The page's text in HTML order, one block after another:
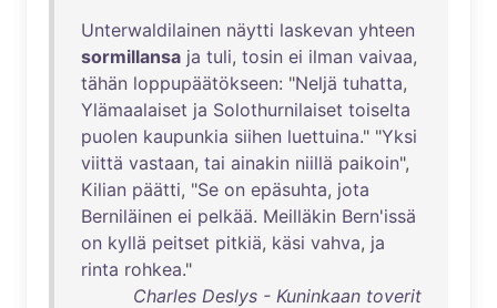
Unterwaldilainen näytti laskevan yhteen
sormillansa ja tuli, tosin ei ilman vaivaa,
tähän loppupäätökseen: "Neljä tuhatta,
Ylämaalaiset ja Solothurnilaiset toiselta
puolen kaupunkia siihen luettuina." "Yksi
viittä vastaan, tai ainakin niillä paikoin",
Kilian päätti, "Se on epäsuhta, jota
Berniläinen ei pelkää. Meilläkin Bern'issä
on kyllä peitset pitkiä, käsi vahva, ja
rinta rohkea."
Charles Deslys - Kuninkaan toverit